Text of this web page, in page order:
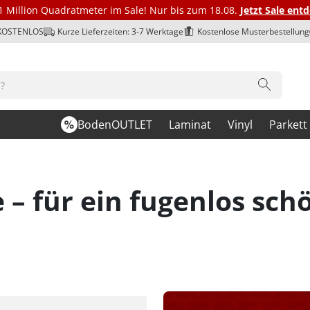
Million Quadratmeter im Sale! Nur bis zum 18.08. Jetzt Sale
Kurze Lieferzeiten: 3-7 Werktage Kostenlose Musterbestellung
BodenOUTLET Laminat Vinyl Parkett
für ein fugenlos